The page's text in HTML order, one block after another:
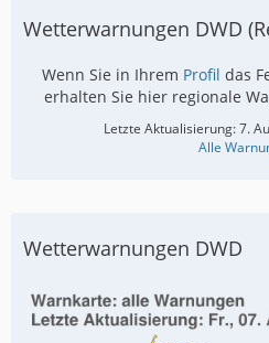
Wetterwarnungen DWD
Wenn Sie in Ihrem Profil das
erhalten Sie hier regionale
Letzte Aktualisierung:7.
Alle
Wetterwarnungen DWD